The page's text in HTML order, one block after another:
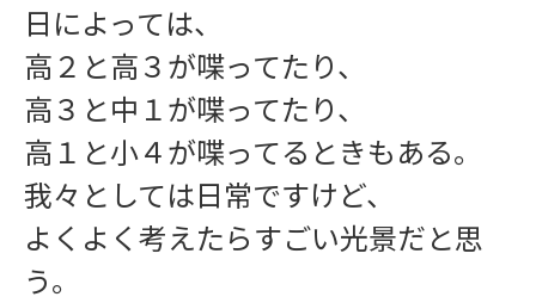
日によっては、
高２と高３が喋ってたり、
高３と中１が喋ってたり、
高１と小４が喋ってるときもある。
我々としては日常ですけど、
よくよく考えたらすごい光景だと思
う。